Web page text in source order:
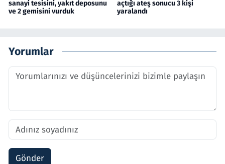
sanayi tesisini, yakıt deposunu
ve 2 gemisini vurduk
açtığı ateş sonucu 3 kişi
yaralandı
Yorumlar
Gönder